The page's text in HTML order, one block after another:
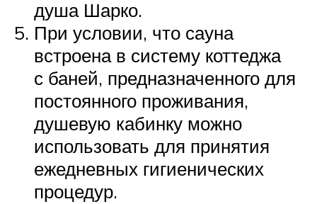
душа Шарко.
При условии, что сауна
встроена в систему коттеджа
с баней, предназначенного для
постоянного проживания,
душевую кабинку можно
использовать для принятия
ежедневных гигиенических
процедур.